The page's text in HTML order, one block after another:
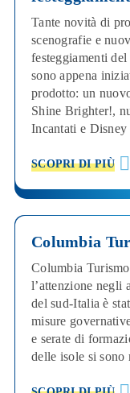
Tante novità di
scenografie e
festeggiamenti
sono appena
prodotto: un
Shine Brighter!,
Incantati e
SCOPRI DI PIÙ
Columbia
Columbia
l’attenzione negli
del sud-Italia è
misure
e serate di
delle isole si